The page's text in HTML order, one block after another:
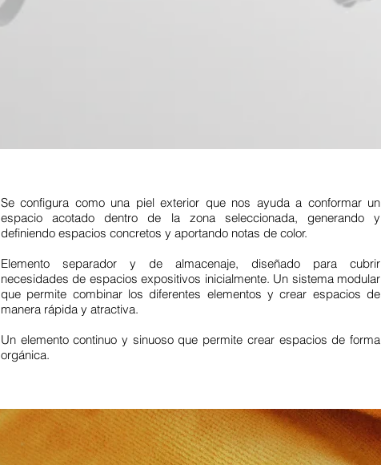
Se configura como una piel exterior que nos ayuda a conformar un
espacio acotado dentro de la zona seleccionada, generando y
definiendo espacios concretos y aportando notas de color.
Elemento separador y de almacenaje, diseñado para cubrir
necesidades de espacios expositivos inicialmente. Un sistema modular
que permite combinar los diferentes elementos y crear espacios de
manera rápida y atractiva.
Un elemento continuo y sinuoso que permite crear espacios de forma
orgánica.